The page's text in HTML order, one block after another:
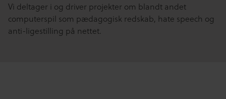
Vi deltager i og driver projekter om blandt andet
computerspil som pædagogisk redskab, hate speech og
anti-ligestilling på nettet.